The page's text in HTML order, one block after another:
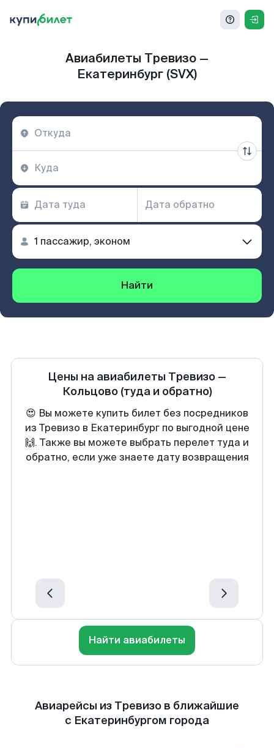
Авиабилеты Тревизо —
Екатеринбург (SVX)
Найти
Цены на авиабилеты Тревизо —
Кольцово (туда и обратно)
😍 Вы можете купить билет без посредников
из Тревизо в Екатеринбург по выгодной цене
🙌. Также вы можете выбрать перелет туда и
обратно, если уже знаете дату возвращения
Найти авиабилеты
Авиарейсы из Тревизо в ближайшие
с Екатеринбургом города